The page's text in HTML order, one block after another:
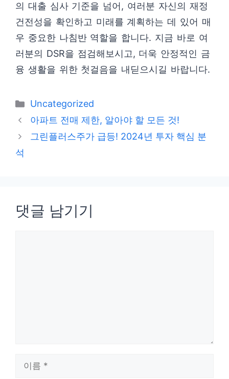
의 대출 심사 기준을 넘어, 여러분 자신의 재정
건전성을 확인하고 미래를 계획하는 데 있어 매
우 중요한 나침반 역할을 합니다. 지금 바로 여
러분의 DSR을 점검해보시고, 더욱 안정적인 금
융 생활을 위한 첫걸음을 내딛으시길 바랍니다.
카
테
리
Uncategorized
아파트 전매 제한, 알아야 할 모든 것!
그린플러스주가 급등! 2024년 투자 핵심 분
석
댓글 남기기